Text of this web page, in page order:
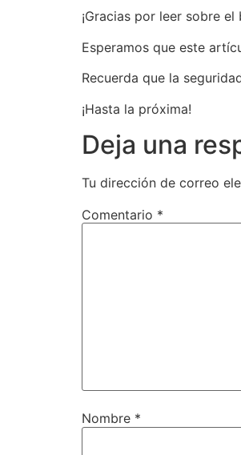
¡Gracias por leer sobre
Esperamos que este
Recuerda que la
¡Hasta la próxima!
Deja una
Tu dirección de correo
Comentario *
Nombre *